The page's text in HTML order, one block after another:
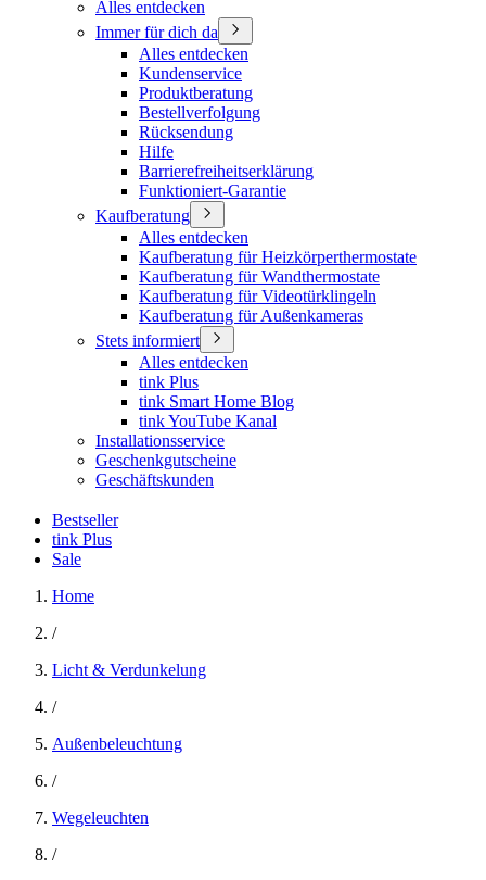
Alles entdecken
Immer für dich da
Alles entdecken
Kundenservice
Produktberatung
Bestellverfolgung
Rücksendung
Hilfe
Barrierefreiheitserklärung
Funktioniert-Garantie
Kaufberatung
Alles entdecken
Kaufberatung für Heizkörperthermostate
Kaufberatung für Wandthermostate
Kaufberatung für Videotürklingeln
Kaufberatung für Außenkameras
Stets informiert
Alles entdecken
tink Plus
tink Smart Home Blog
tink YouTube Kanal
Installationsservice
Geschenkgutscheine
Geschäftskunden
Bestseller
tink Plus
Sale
Home
/
Licht & Verdunkelung
/
Außenbeleuchtung
/
Wegeleuchten
/